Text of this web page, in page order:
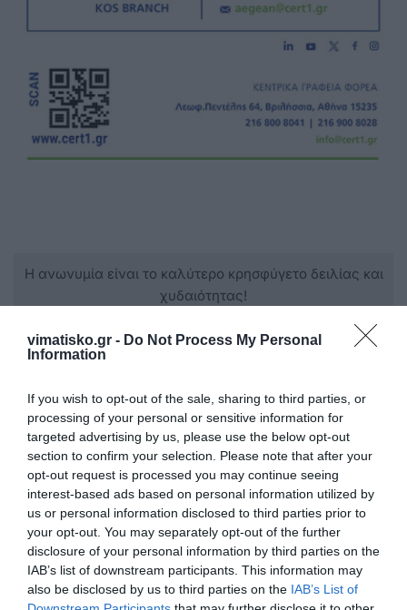
vimatisko.gr - Do Not Process My Personal
Information
If you wish to opt-out of the sale, sharing to third parties, or
processing of your personal or sensitive information for
targeted advertising by us, please use the below opt-out
section to confirm your selection. Please note that after your
opt-out request is processed you may continue seeing
interest-based ads based on personal information utilized by
us or personal information disclosed to third parties prior to
your opt-out. You may separately opt-out of the further
disclosure of your personal information by third parties on the
IAB’s list of downstream participants. This information may
also be disclosed by us to third parties on the IAB’s List of
Η ανωνυμία είναι το καλύτερο κρησφύγετο δειλίας και
χυδαιότητας!
Σχόλια 0
Πρόσθεσε ένα σχόλιο
ΟΝΟΜΑ
ΤΙΤΛΟΣ